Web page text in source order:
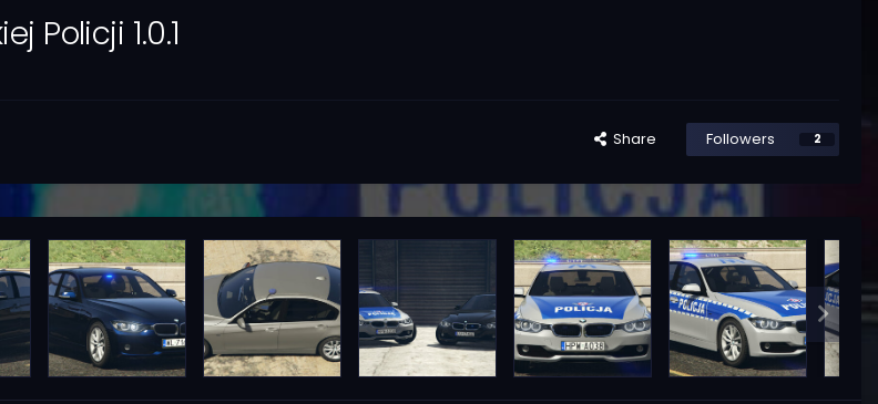
Policji 1.0.1
Share Followers 2